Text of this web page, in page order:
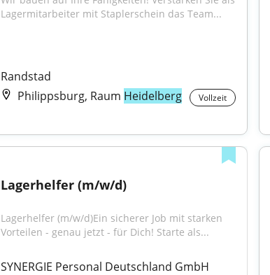
Lagermitarbeiter mit Staplerschein das Team...
Randstad
Philippsburg, Raum Heidelberg Vollzeit
Lagerhelfer (m/w/d)
Lagerhelfer (m/w/d)Ein sicherer Job mit starken
Vorteilen - genau jetzt - für Dich! Starte als...
SYNERGIE Personal Deutschland GmbH